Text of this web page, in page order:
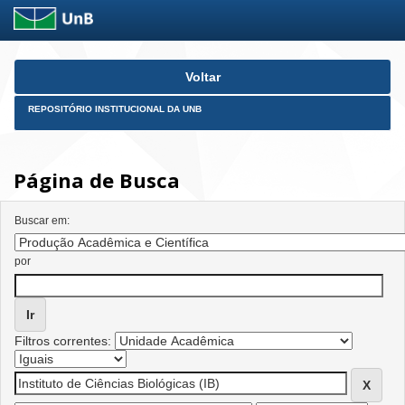
Skip
Voltar
REPOSITÓRIO INSTITUCIONAL DA UNB
Página de Busca
Buscar em:
por
Filtros correntes: